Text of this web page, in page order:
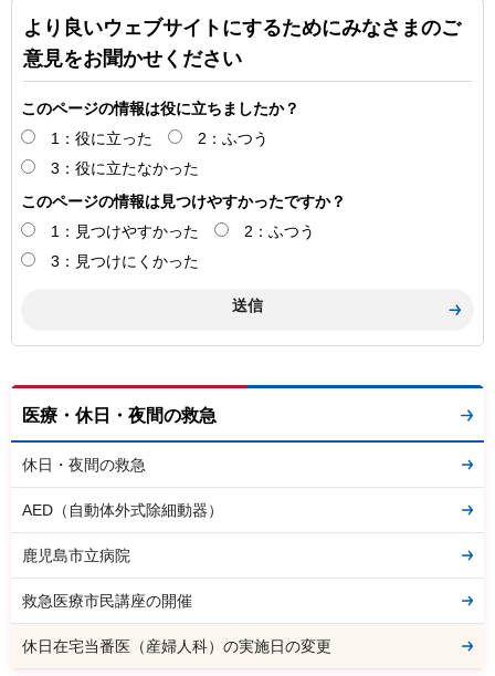
より良いウェブサイトにするためにみなさまのご
意見をお聞かせください
このページの情報は役に立ちましたか？
1：役に立った
2：ふつう
3：役に立たなかった
このページの情報は見つけやすかったですか？
1：見つけやすかった
2：ふつう
3：見つけにくかった
医療・休日・夜間の救急
休日・夜間の救急
AED（自動体外式除細動器）
鹿児島市立病院
救急医療市民講座の開催
休日在宅当番医（産婦人科）の実施日の変更